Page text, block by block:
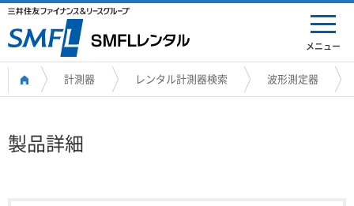
メニュー
計測器 レンタル計測器検索 波形測定器
製品詳細